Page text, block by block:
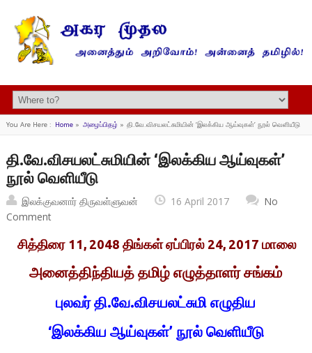
You Are Here : Home» அழைப்பிதழ் » தி.வே.விசயலட்சுமியின் ‘இலக்கிய ஆய்வுகள்’ நூல் வெளியீடு
தி.வே.விசயலட்சுமியின் ‘இலக்கிய ஆய்வுகள்’
நூல் வெளியீடு
இலக்குவனார் திருவள்ளுவன் 16 April 2017
No
Comment
சித்திரை 11, 2048 திங்கள் ஏப்பிரல் 24, 2017 மாலை
அனைத்திந்தியத் தமிழ் எழுத்தாளர் சங்கம்
புலவர் தி.வே.விசயலட்சுமி எழுதிய
‘இலக்கிய ஆய்வுகள்’ நூல் வெளியீடு